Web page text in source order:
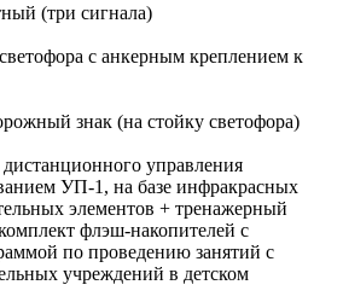
(три сигнала)
с анкерным креплением к
знак (на стойку светофора)
управления
УП-1, на базе инфракрасных
элементов + тренажерный
флэш-накопителей с
по проведению занятий с
учреждений в детском